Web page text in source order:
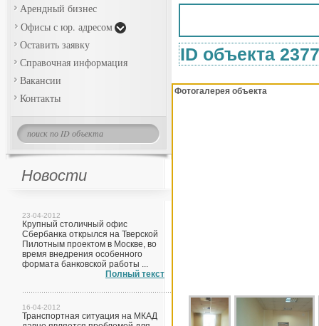
Арендный бизнес
Офисы с юр. адресом
Оставить заявку
Справочная информация
Вакансии
Контакты
Новости
23-04-2012
Крупный столичный офис
Сбербанка открылся на Тверской
Пилотным проектом в Москве, во
время внедрения особенного
формата банковской работы ...
Полный текст
16-04-2012
Транспортная ситуация на МКАД
ID объекта
Фотогалерея объекта